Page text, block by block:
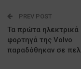
PREV POST
Τα πρώτα ηλεκτρικά
φορτηγά της Volvo
παραδόθηκαν σε